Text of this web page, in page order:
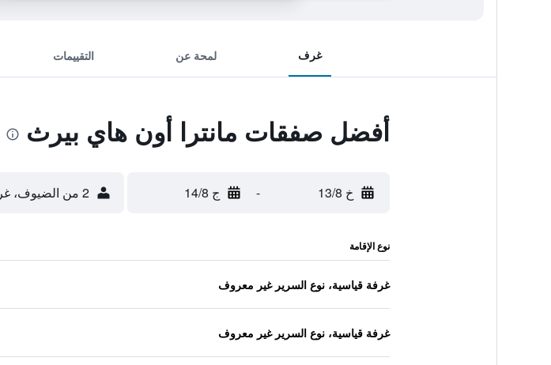
غرف لمحة عن التقييمات
أفضل صفقات مانترا أون هاي بيرث
خ 13/8 - ج 14/8 2 من الضيوف، غرفة واحدة
نوع الإقامة
غرفة قياسية، نوع السرير غير معروف
غرفة قياسية، نوع السرير غير معروف